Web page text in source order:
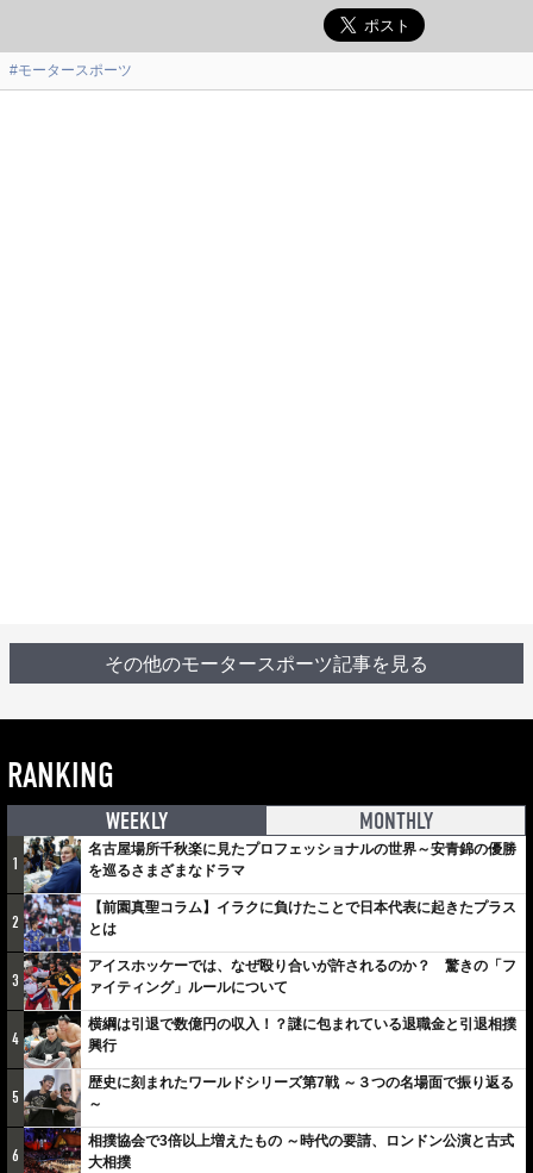
#モータースポーツ
その他のモータースポーツ記事を見る
RANKING
WEEKLY MONTHLY
1
名古屋場所千秋楽に見たプロフェッショナルの世界～安青錦の優勝
を巡るさまざまなドラマ
2
【前園真聖コラム】イラクに負けたことで日本代表に起きたプラス
とは
3
アイスホッケーでは、なぜ殴り合いが許されるのか？ 驚きの「フ
ァイティング」ルールについて
4
横綱は引退で数億円の収入！？謎に包まれている退職金と引退相撲
興行
5
歴史に刻まれたワールドシリーズ第7戦 ～３つの名場面で振り返る
～
6
相撲協会で3倍以上増えたもの ～時代の要請、ロンドン公演と古式
大相撲